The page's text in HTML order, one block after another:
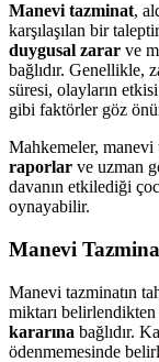
Manevi tazminat,
karşılaşılan bir
duygusal zarar ve
bağlıdır. Genellikle,
süresi, olayların
gibi faktörler göz
Mahkemeler, manevi
raporlar ve uzman
davanın etkilediği
oynayabilir.
Manevi
Manevi tazminatın
miktarı belirlendikten
kararına bağlıdır.
ödenmemesinde